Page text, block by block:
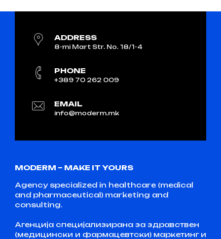
ADDRESS
8-mi Mart Str. No. 18/1-4
PHONE
+389 70 262 009
EMAIL
info@moderm.mk
MODERM – MAKE IT YOURS
Agency specialized in healthcare (medical
and pharmaceutical) marketing and
consulting.
Агенција специјализирана за здравствен
(медицински и фармацевтски) маркетинг и